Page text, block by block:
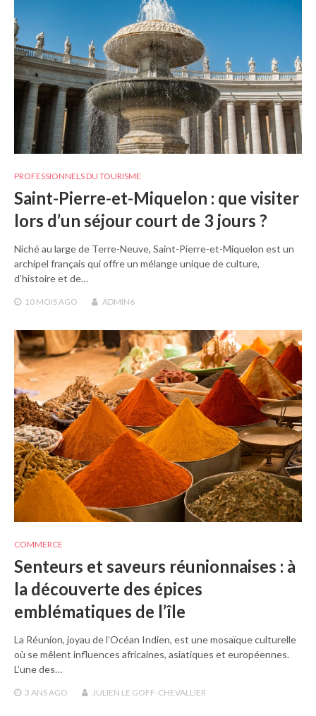
PROFESSIONNELS DU TOURISME
Saint-Pierre-et-Miquelon : que visiter
lors d’un séjour court de 3 jours ?
Niché au large de Terre-Neuve, Saint-Pierre-et-Miquelon est un
archipel français qui offre un mélange unique de culture,
d’histoire et de…
10 MOISAGO ADMIN6
COMMERCE
Senteurs et saveurs réunionnaises : à
la découverte des épices
emblématiques de l’île
La Réunion, joyau de l’Océan Indien, est une mosaïque culturelle
où se mêlent influences africaines, asiatiques et européennes.
L’une des…
3 ANSAGO JULIEN LE GOFF-CHEVALLIER